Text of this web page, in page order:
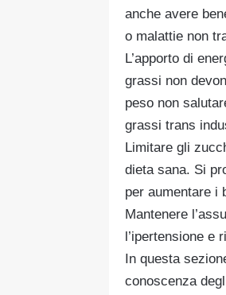
anche avere
o malattie non
L’apporto di
grassi non
peso non
grassi trans
Limitare gli
dieta sana. Si
per aumentare i
Mantenere
l’ipertensione e
In questa
conoscenza